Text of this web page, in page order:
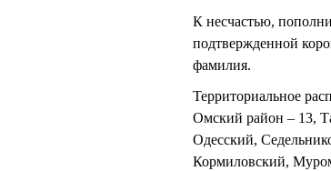
К несчастью,
подтвержденной
фамилия.
Территориальное
Омский район – 13,
Одесский,
Кормиловский,